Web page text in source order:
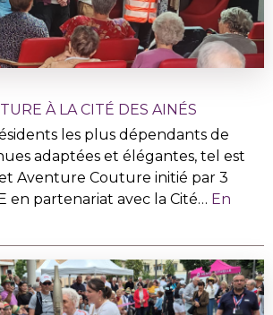
À LA CITÉ DES AINÉS
les plus dépendants de
adaptées et élégantes, tel est
Aventure Couture initié par 3
en partenariat avec la Cité… En